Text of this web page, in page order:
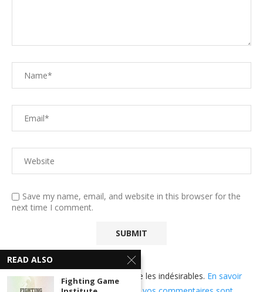
Save my name, email, and website in this browser for the
next time I comment.
Ce site utilise Akismet pour réduire les indésirables. En savoir
READ ALSO
Fighting Game